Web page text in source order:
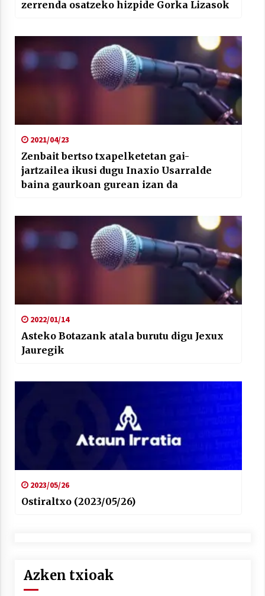
zerrenda osatzeko hizpide Gorka Lizasok
2021/04/23
Zenbait bertso txapelketetan gai-
jartzailea ikusi dugu Inaxio Usarralde
baina gaurkoan gurean izan da
2022/01/14
Asteko Botazank atala burutu digu Jexux
Jauregik
2023/05/26
Ostiraltxo (2023/05/26)
Azken txioak